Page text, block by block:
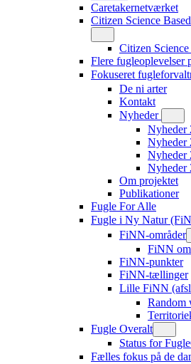
Caretakernetværket
Citizen Science
Citizen
Flere fugleoplevelser
Fokuseret
De ni arter
Kontakt
Nyheder
Nyheder
Nyheder
Nyheder
Nyheder
Om projektet
Publikationer
Fugle For Alle
Fugle i Ny Natur
FiNN-områder
FiNN
FiNN-punkter
FiNN-tællinger
Lille FiNN
Random
Fugle Overalt
Status for
Fælles fokus på de